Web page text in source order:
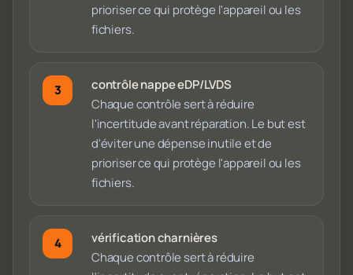
prioriser ce qui protège l'appareil ou les
fichiers.
contrôle nappe eDP/LVDS
Chaque contrôle sert à réduire
l'incertitude avant réparation. Le but est
d'éviter une dépense inutile et de
prioriser ce qui protège l'appareil ou les
fichiers.
vérification charnières
Chaque contrôle sert à réduire